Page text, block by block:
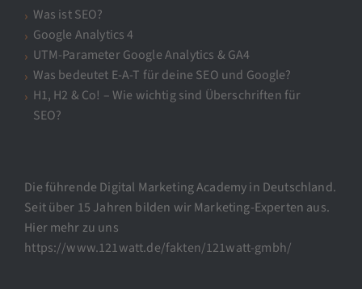
Was ist SEO?
Google Analytics 4
UTM-Parameter Google Analytics & GA4
Was bedeutet E-A-T für deine SEO und Google?
H1, H2 & Co! – Wie wichtig sind Überschriften für
SEO?
Die führende Digital Marketing Academy in Deutschland.
Seit über 15 Jahren bilden wir Marketing-Experten aus.
Hier mehr zu uns
https://www.121watt.de/fakten/121watt-gmbh/